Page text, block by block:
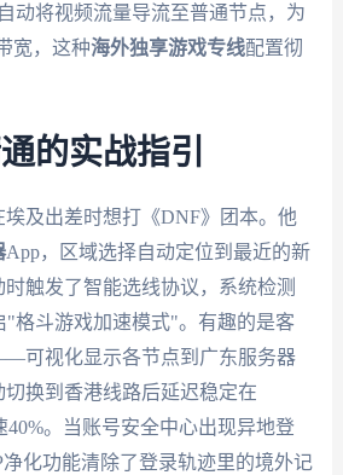
动将视频流量导流至普通节点，为
宽，这种海外独享游戏专线配置彻
的实战指引
及出差时想打《DNF》团本。他
App，区域选择自动定位到最近的新
触发了智能选线协议，系统检测
"格斗游戏加速模式"。有趣的是客
可视化显示各节点到广东服务器
换到香港线路后延迟稳定在
40%。当账号安全中心出现异地登
化功能清除了登录轨迹里的境外记